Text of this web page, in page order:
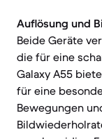
Auflösung und
Beide Geräte
die für eine
Galaxy A55
für eine
Bewegungen